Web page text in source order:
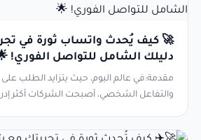
🚀 كيف يُحدث واتساب ثورة في
دليلك الشامل للتواصل الفوري!
مقدمة:في عالم اليوم، حيث يتزايد الطلب على
والتفاعل الشخصي، أصبحت الشركات أكثر